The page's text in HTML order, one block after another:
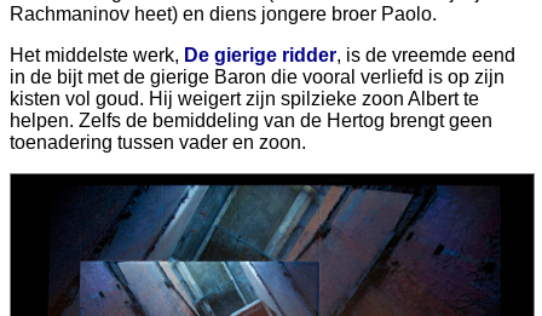
Rachmaninov heet) en diens jongere broer Paolo.
Het middelste werk, De gierige ridder, is de vreemde eend
in de bijt met de gierige Baron die vooral verliefd is op zijn
kisten vol goud. Hij weigert zijn spilzieke zoon Albert te
helpen. Zelfs de bemiddeling van de Hertog brengt geen
toenadering tussen vader en zoon.